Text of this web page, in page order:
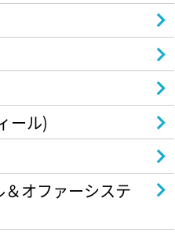
ール)
オファーシステ